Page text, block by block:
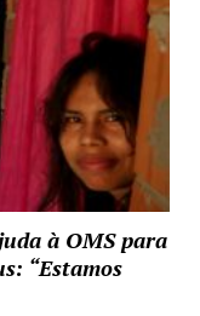
à OMS para
“Estamos